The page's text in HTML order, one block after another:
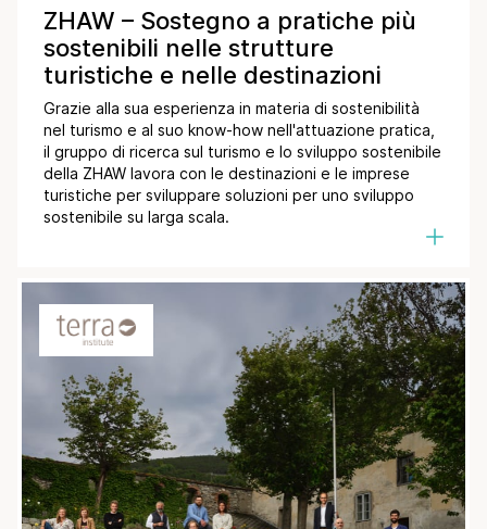
ZHAW – Sostegno a pratiche più
sostenibili nelle strutture
turistiche e nelle destinazioni
Grazie alla sua esperienza in materia di sostenibilità
nel turismo e al suo know-how nell'attuazione pratica,
il gruppo di ricerca sul turismo e lo sviluppo sostenibile
della ZHAW lavora con le destinazioni e le imprese
turistiche per sviluppare soluzioni per uno sviluppo
sostenibile su larga scala.